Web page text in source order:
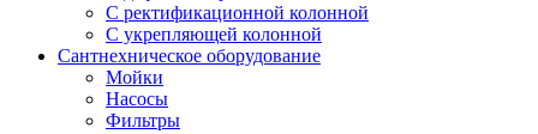
С ректификационной колонной
С укрепляющей колонной
Сантнехническое оборудование
Мойки
Насосы
Фильтры